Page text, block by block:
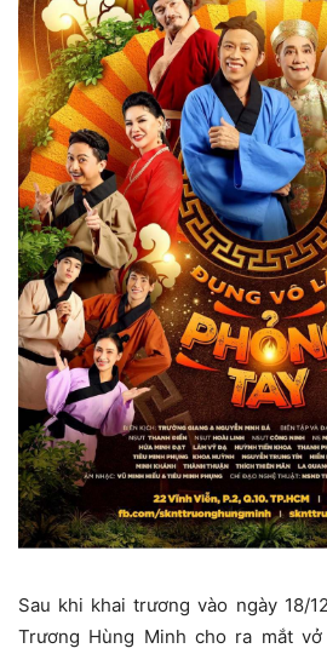
Sau khi khai trương vào ngày 18/
Trương Hùng Minh cho ra mắt